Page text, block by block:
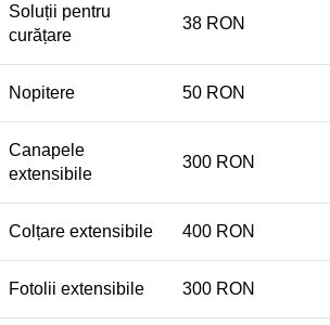
Soluții pentru
curățare
38 RON
Nopitere 50 RON
Canapele
extensibile
300 RON
Colțare extensibile 400 RON
Fotolii extensibile 300 RON